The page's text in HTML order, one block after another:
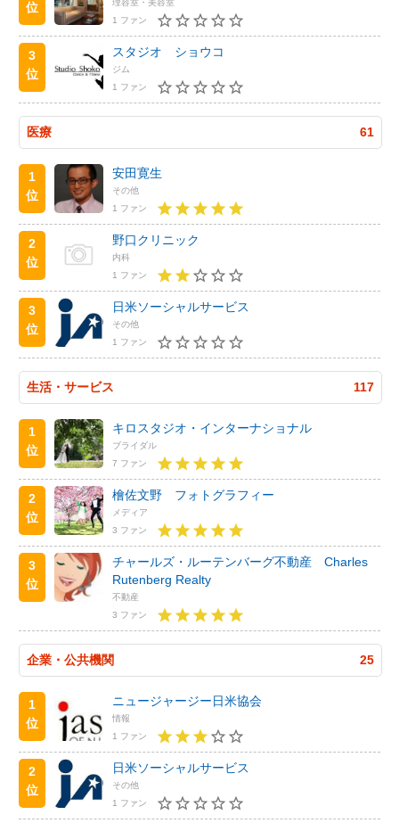
位
1 ファン
3
位
スタジオ ショウコ
ジム
1 ファン
医療 61
1
位
安田寛生
その他
1 ファン
2
位
野口クリニック
内科
1 ファン
3
位
日米ソーシャルサービス
その他
1 ファン
生活・サービス 117
1
位
キロスタジオ・インターナショナル
ブライダル
7 ファン
2
位
檜佐文野 フォトグラフィー
メディア
3 ファン
3
位
チャールズ・ルーテンバーグ不動産 Charles
Rutenberg Realty
不動産
3 ファン
企業・公共機関 25
1
位
ニュージャージー日米協会
情報
1 ファン
2
位
日米ソーシャルサービス
その他
1 ファン